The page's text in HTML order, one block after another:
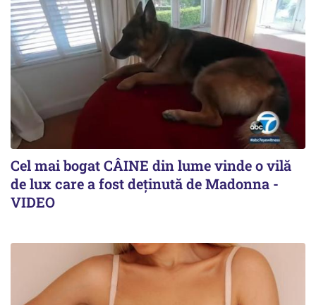
Cel mai bogat CÂINE din lume vinde o vilă
de lux care a fost deținută de Madonna -
VIDEO